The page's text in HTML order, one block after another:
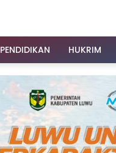
PENDIDIKAN HUKRIM